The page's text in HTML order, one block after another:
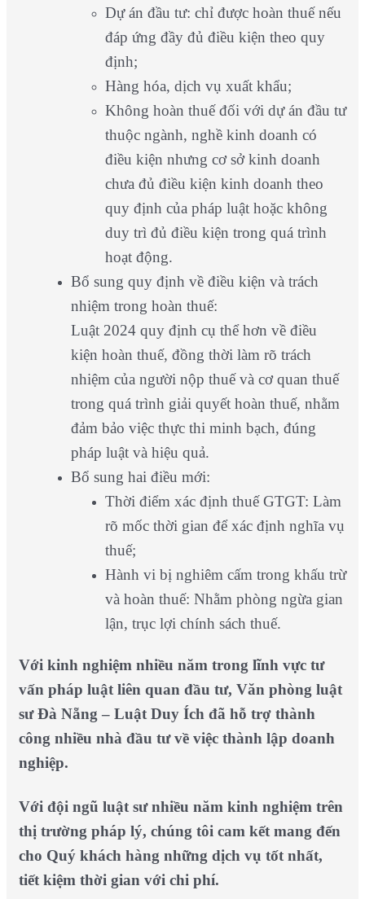
Dự án đầu tư: chỉ được hoàn thuế nếu
đáp ứng đầy đủ điều kiện theo quy
định;
Hàng hóa, dịch vụ xuất khẩu;
Không hoàn thuế đối với dự án đầu tư
thuộc ngành, nghề kinh doanh có
điều kiện nhưng cơ sở kinh doanh
chưa đủ điều kiện kinh doanh theo
quy định của pháp luật hoặc không
duy trì đủ điều kiện trong quá trình
hoạt động.
Bổ sung quy định về điều kiện và trách
nhiệm trong hoàn thuế:
Luật 2024 quy định cụ thể hơn về điều
kiện hoàn thuế, đồng thời làm rõ trách
nhiệm của người nộp thuế và cơ quan thuế
trong quá trình giải quyết hoàn thuế, nhằm
đảm bảo việc thực thi minh bạch, đúng
pháp luật và hiệu quả.
Bổ sung hai điều mới:
Thời điểm xác định thuế GTGT: Làm
rõ mốc thời gian để xác định nghĩa vụ
thuế;
Hành vi bị nghiêm cấm trong khấu trừ
và hoàn thuế: Nhằm phòng ngừa gian
lận, trục lợi chính sách thuế.
Với kinh nghiệm nhiều năm trong lĩnh vực tư
vấn pháp luật liên quan đầu tư, Văn phòng luật
sư Đà Nẵng – Luật Duy Ích đã hỗ trợ thành
công nhiều nhà đầu tư về việc thành lập doanh
nghiệp.
Với đội ngũ luật sư nhiều năm kinh nghiệm trên
thị trường pháp lý, chúng tôi cam kết mang đến
cho Quý khách hàng những dịch vụ tốt nhất,
tiết kiệm thời gian với chi phí.